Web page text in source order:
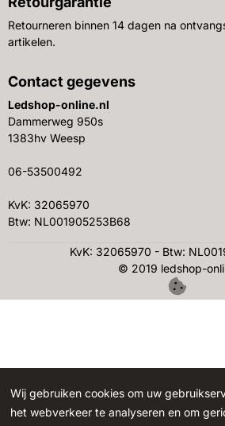
Retourneren binnen 14 dagen na
artikelen.
Contact gegevens
Ledshop-online.nl
Dammerweg 950s
1383hv Weesp
06-53500492
KvK: 32065970
Btw: NL001905253B68
KvK: 32065970 - Btw:
© 2019 ledshop-
Wij gebruiken cookies om uw
het webverkeer te analyseren en om